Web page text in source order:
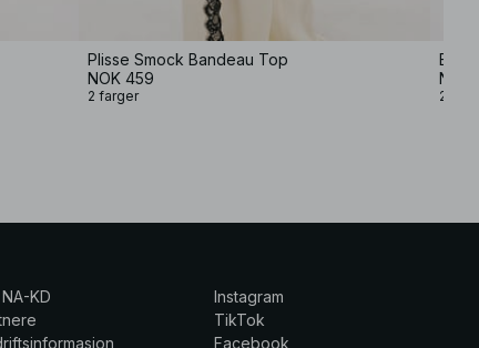
Plisse Smock Bandeau Top
NOK 459
2 farger
NOK
2
KD
Instagram
TikTok
Facebook